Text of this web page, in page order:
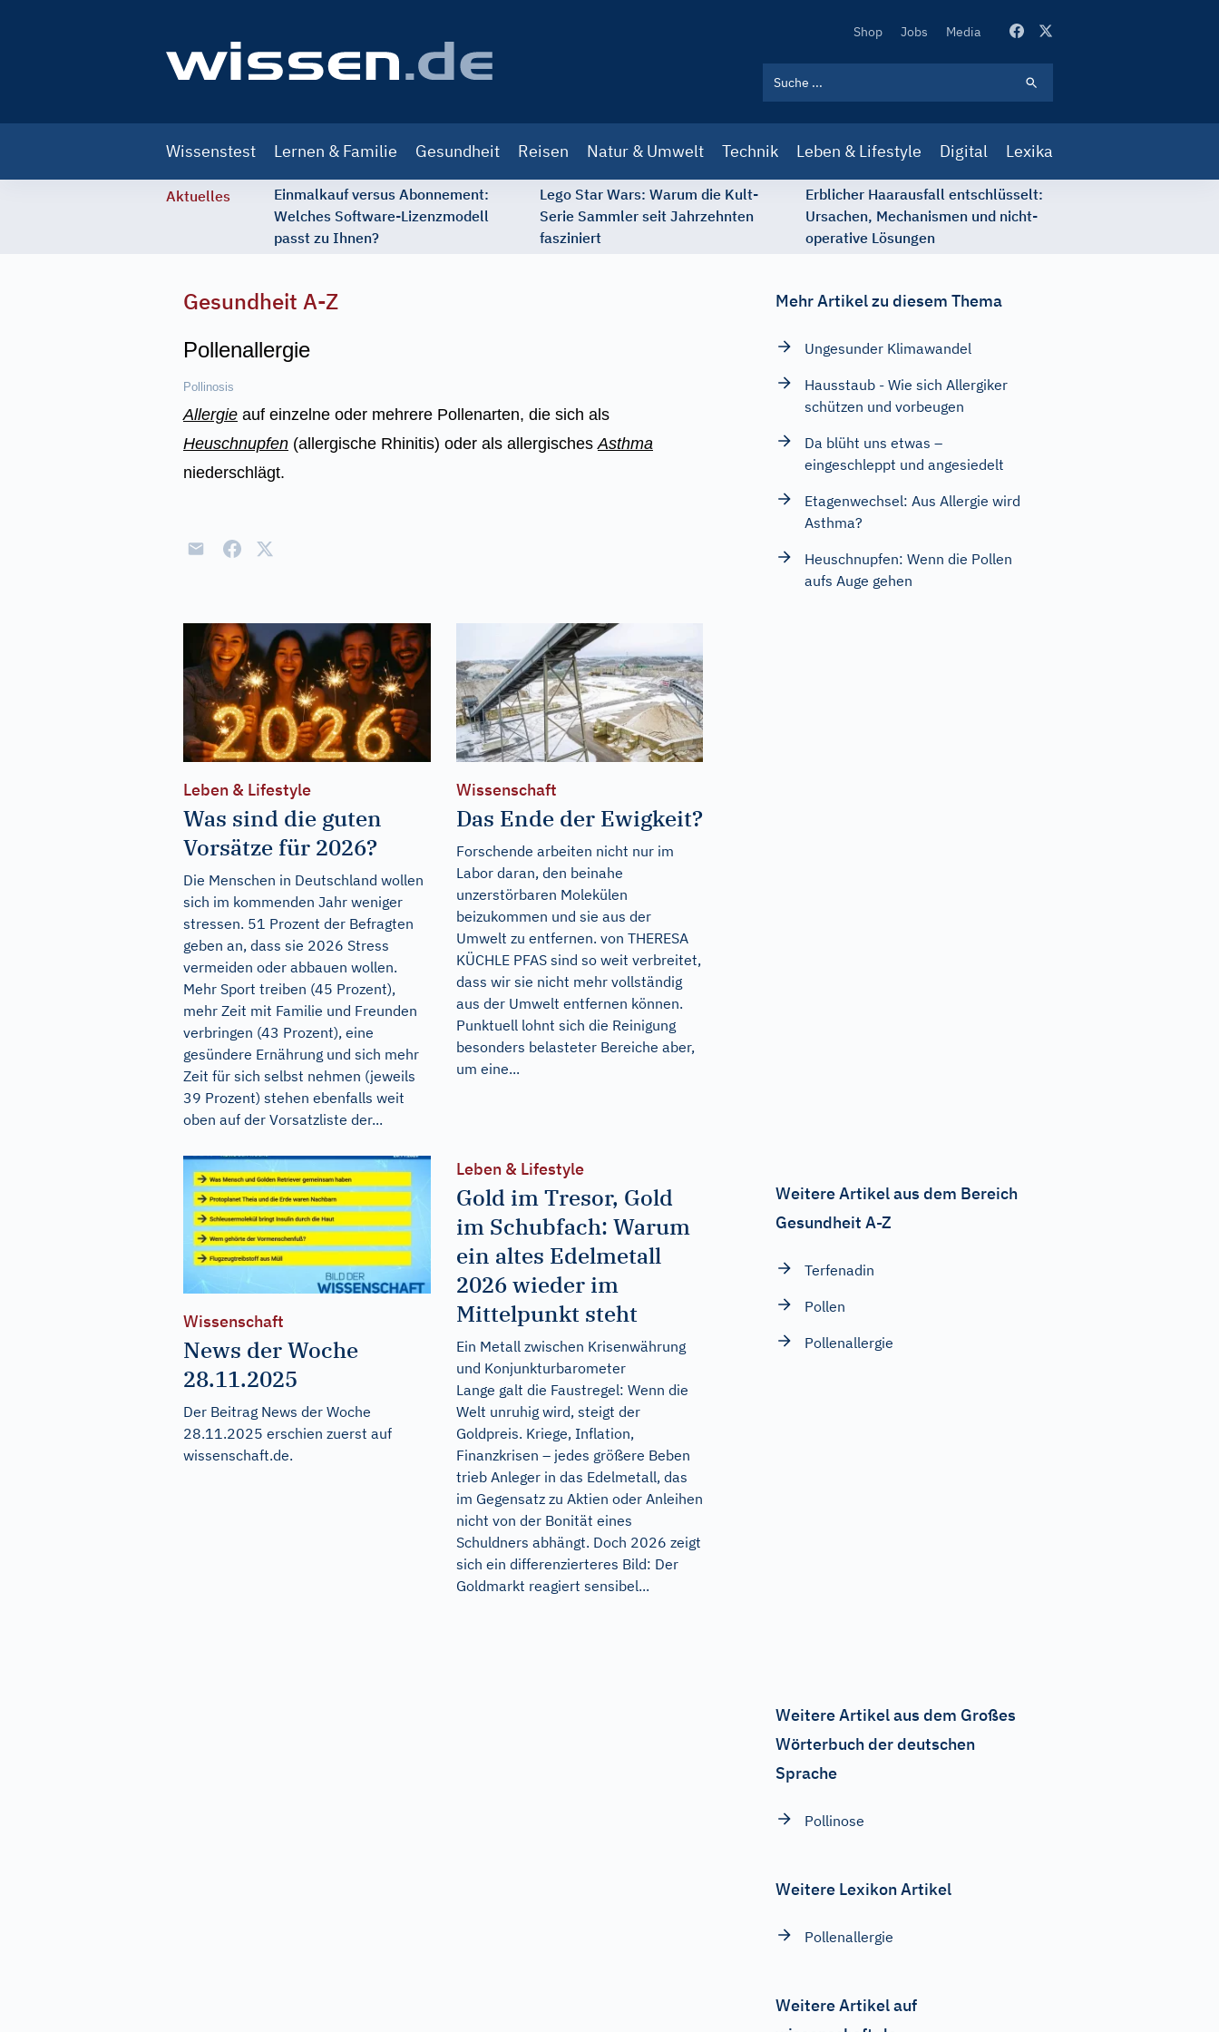
Secondary
Shop Jobs Media
navigation
Wissenstest Lernen & Familie Gesundheit Reisen Natur & Umwelt Technik Leben & Lifestyle Digital Lexika
Aktuelles
Einmalkauf versus Abonnement:
Welches Software-Lizenzmodell
passt zu Ihnen?
Lego Star Wars: Warum die Kult-
Serie Sammler seit Jahrzehnten
fasziniert
Erblicher Haarausfall entschlüsselt:
Ursachen, Mechanismen und nicht-
operative Lösungen
Gesundheit A-Z
Pollenallergie
Pollinosis
Allergie auf einzelne oder mehrere Pollenarten, die sich als
Heuschnupfen (allergische Rhinitis) oder als allergischesAsthma
niederschlägt.
Leben & Lifestyle
Was sind die guten
Vorsätze für 2026?
Die Menschen in Deutschland wollen
sich im kommenden Jahr weniger
stressen. 51 Prozent der Befragten
geben an, dass sie 2026 Stress
vermeiden oder abbauen wollen.
Mehr Sport treiben (45 Prozent),
mehr Zeit mit Familie und Freunden
verbringen (43 Prozent), eine
gesündere Ernährung und sich mehr
Zeit für sich selbst nehmen (jeweils
39 Prozent) stehen ebenfalls weit
oben auf der Vorsatzliste der...
Wissenschaft
Das Ende der Ewigkeit?
Forschende arbeiten nicht nur im
Labor daran, den beinahe
unzerstörbaren Molekülen
beizukommen und sie aus der
Umwelt zu entfernen. von THERESA
KÜCHLE PFAS sind so weit verbreitet,
dass wir sie nicht mehr vollständig
aus der Umwelt entfernen können.
Punktuell lohnt sich die Reinigung
besonders belasteter Bereiche aber,
um eine...
Wissenschaft
News der Woche
28.11.2025
Der Beitrag News der Woche
28.11.2025 erschien zuerst auf
wissenschaft.de.
Leben & Lifestyle
Gold im Tresor, Gold
im Schubfach: Warum
ein altes Edelmetall
2026 wieder im
Mittelpunkt steht
Ein Metall zwischen Krisenwährung
und Konjunkturbarometer
Lange galt die Faustregel: Wenn die
Welt unruhig wird, steigt der
Goldpreis. Kriege, Inflation,
Finanzkrisen – jedes größere Beben
trieb Anleger in das Edelmetall, das
im Gegensatz zu Aktien oder Anleihen
nicht von der Bonität eines
Schuldners abhängt. Doch 2026 zeigt
sich ein differenzierteres Bild: Der
Goldmarkt reagiert sensibel...
Mehr Artikel zu diesem Thema
Ungesunder Klimawandel
Hausstaub - Wie sich Allergiker
schützen und vorbeugen
Da blüht uns etwas –
eingeschleppt und angesiedelt
Etagenwechsel: Aus Allergie wird
Asthma?
Heuschnupfen: Wenn die Pollen
aufs Auge gehen
Weitere Artikel aus dem Bereich
Gesundheit A-Z
Terfenadin
Pollen
Pollenallergie
Weitere Artikel aus dem Großes
Wörterbuch der deutschen
Sprache
Pollinose
Weitere Lexikon Artikel
Pollenallergie
Weitere Artikel auf